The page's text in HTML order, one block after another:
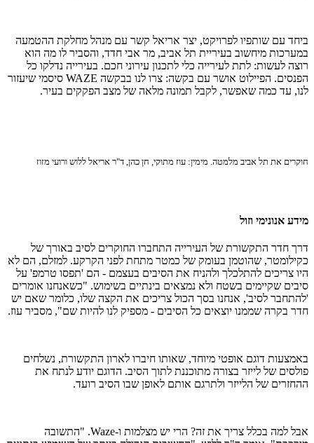
ביחד עם שותפיו לפרויקט, יצר אריאל קשר עם מנהל מחלקת ההטמעה
במערכות מיחשוב בעיריית תל אביב, מר אבי חדד, והסביר לו מה הוא
רוצה לעשות: לתת לעירייה כלי לתכנון עירוני חכם. בעירייה נדלקו כל
הפנסים. הפיילוט אושר עם בקשה: צרו לנו בבקשה WAZE סיסמי שיעזור
לנו, עד כמה שאפשר, לקבל תמונה מלאה של מצב הפקקים בעיר.
חוקרים את תל אביב מלמטה. מימין: עוז מתוקי, חן כהן, ד"ר אריאל ללוש ורועי מזוז
מידע אנונימי וזול
דרך חדר התקשורת של העירייה התחברו החוקרים לסיב באורך של
כקילומטר, שהוטמן בעומק של כמטר מתחת לפני הקרקע. למזלם, הם לא
היו צריכים להתלכלך ולהניח את הסיבים בעצמם - הם 'תפסו טרמפ' על
סיבים שקיימים בשטח ולא נמצאים בינתיים בשימוש. "כשאנחנו אומרים
'להתחבר לסיב', אנחנו בסך הכול צריכים את הקצה שלו, כלומר שאם יש
חדר בקרה שממנו יוצאים כל הסיבים - מספיק לנו להיות שם", מסביר עוז.
באמצעות דוגם אופטי מיוחד, שאותו חיברו לארון התקשורת, נשלחים
פולסים של לייזר בצורה מתוכננת לתוך הסיב. הדוגם יודע לנתח את
ההחזרים של הלייזר ולתרגם אותם לאופן שבו הסיב רועד.
אבל למה בכלל צריך את זה? הרי יש מצלמות ו-Waze. "התשובה